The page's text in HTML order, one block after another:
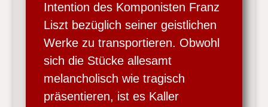
Intention des Komponisten Franz
Liszt bezüglich seiner geistlichen
Werke zu transportieren. Obwohl
sich die Stücke allesamt
melancholisch wie tragisch
präsentieren, ist es Kaller